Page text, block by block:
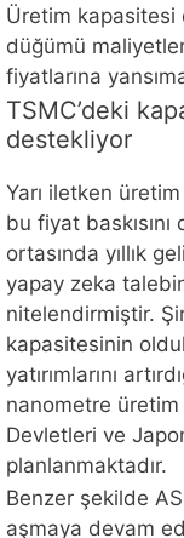
Üretim kapasitesi
düğümü
fiyatlarına
TSMC’deki
destekliyor
Yarı iletken
bu fiyat
ortasında yıllık
yapay zeka
nitelendirmiştir.
kapasitesinin
yatırımlarını
nanometre
Devletleri ve
planlanmaktadır.
Benzer şekilde
aşmaya devam